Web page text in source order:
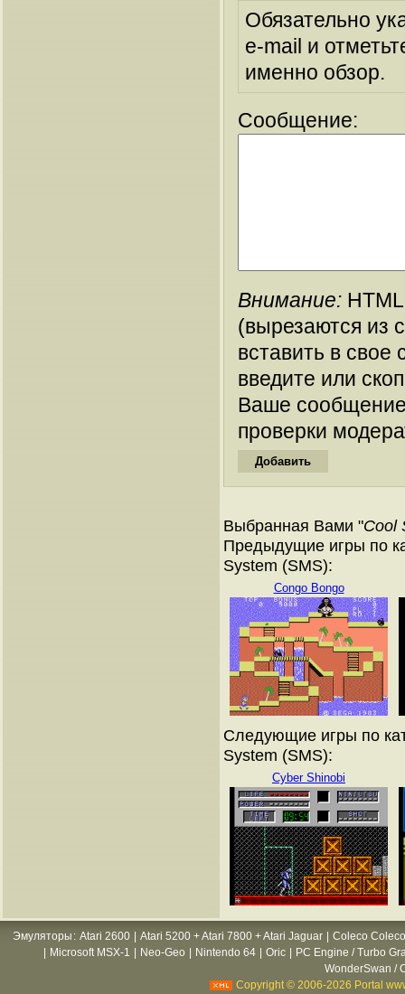
Обязательно
e-mail и
именно обзор.
Сообщение:
Внимание:
(вырезаются из
вставить в
введите или
Ваше
проверки
Выбранная Вами "Cool
Предыдущие игры по
System (SMS):
Congo Bongo
Следующие игры по
System (SMS):
Cyber Shinobi
Эмуляторы : Atari 2600 Atari 5200 + Atari 7800 + Atari Jaguar
Coleco
Microsoft MSX-1 Neo-Geo Nintendo 64 Oric
PC Engine / Turbo
WonderSwan /
Copyright © 2006-2026 Portal